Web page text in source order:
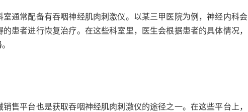
通常配备有吞咽神经肌肉刺激仪。以某三甲医院为例，神经内科会
患者进行恢复治疗。在这些科室里，医生会根据患者的具体情况，
售平台也是获取吞咽神经肌肉刺激仪的途径之一。在这些平台上，